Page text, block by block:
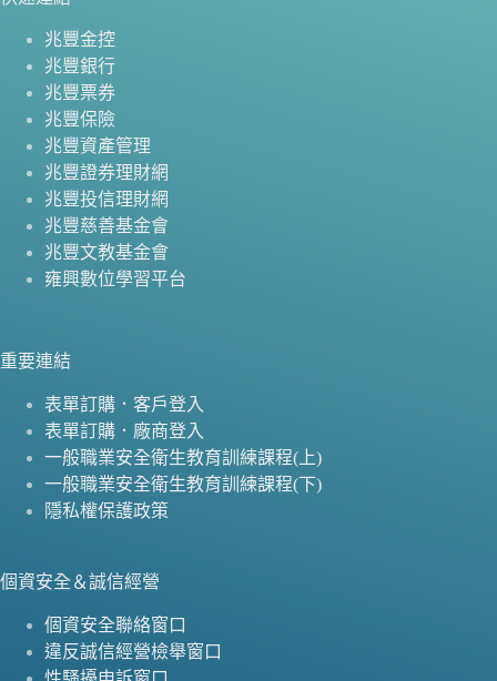
兆豐金控
兆豐銀行
兆豐票券
兆豐保險
兆豐資產管理
兆豐證券理財網
兆豐投信理財網
兆豐慈善基金會
兆豐文教基金會
雍興數位學習平台
重要連結
表單訂購．客戶登入
表單訂購．廠商登入
一般職業安全衛生教育訓練課程(上)
一般職業安全衛生教育訓練課程(下)
隱私權保護政策
個資安全＆誠信經營
個資安全聯絡窗口
違反誠信經營檢舉窗口